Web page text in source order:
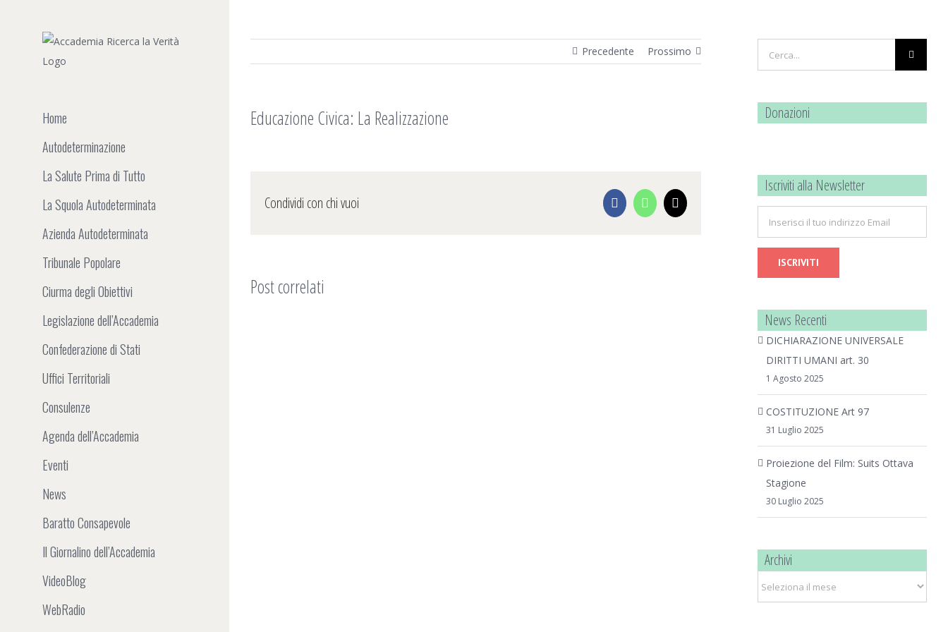
Home
Autodeterminazione
La Salute Prima di Tutto
La Squola Autodeterminata
Azienda Autodeterminata
Tribunale Popolare
Ciurma degli Obiettivi
Legislazione dell’Accademia
Confederazione di Stati
Uffici Territoriali
Consulenze
Agenda dell’Accademia
Eventi
News
Baratto Consapevole
Il Giornalino dell’Accademia
VideoBlog
WebRadio
Precedente Prossimo
Educazione Civica: La Realizzazione
Condividi con chi vuoi FacebookWhatsApp
Email
Post correlati
per:
Donazioni
Iscriviti alla Newsletter
News Recenti
DICHIARAZIONE UNIVERSALE
DIRITTI UMANI art. 30
1 Agosto 2025
COSTITUZIONE Art 97
31 Luglio 2025
Proiezione del Film: Suits Ottava
Stagione
30 Luglio 2025
Archivi